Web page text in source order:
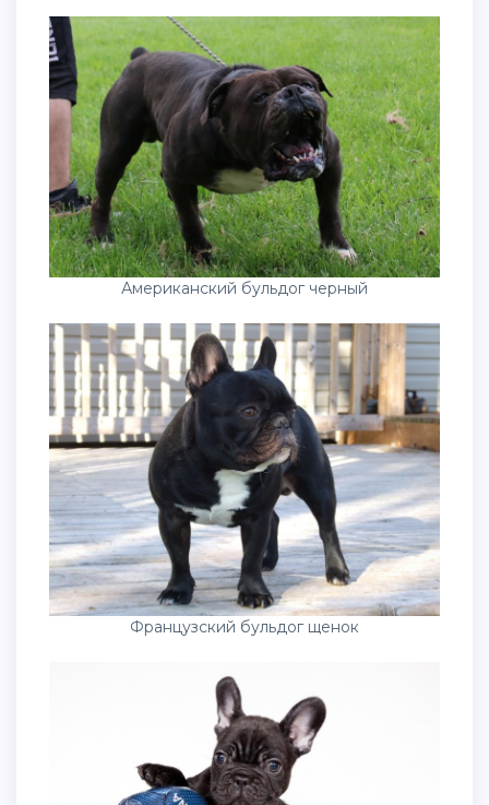
Американский бульдог черный
Французский бульдог щенок